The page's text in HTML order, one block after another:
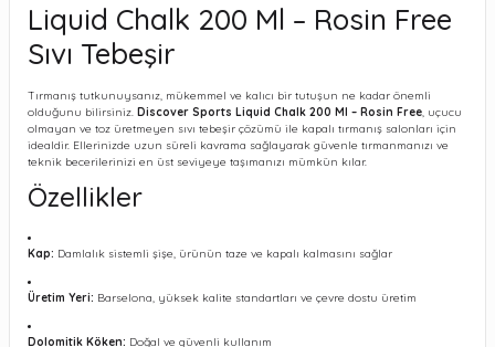
Liquid Chalk 200 Ml – Rosin Free
Sıvı Tebeşir
Tırmanış tutkunuysanız, mükemmel ve kalıcı bir tutuşun ne kadar önemli
olduğunu bilirsiniz. Discover Sports Liquid Chalk 200 Ml – Rosin Free, uçucu
olmayan ve toz üretmeyen sıvı tebeşir çözümü ile kapalı tırmanış salonları için
idealdir. Ellerinizde uzun süreli kavrama sağlayarak güvenle tırmanmanızı ve
teknik becerilerinizi en üst seviyeye taşımanızı mümkün kılar.
Özellikler
Kap: Damlalık sistemli şişe, ürünün taze ve kapalı kalmasını sağlar
Üretim Yeri: Barselona, yüksek kalite standartları ve çevre dostu üretim
Dolomitik Köken: Doğal ve güvenli kullanım